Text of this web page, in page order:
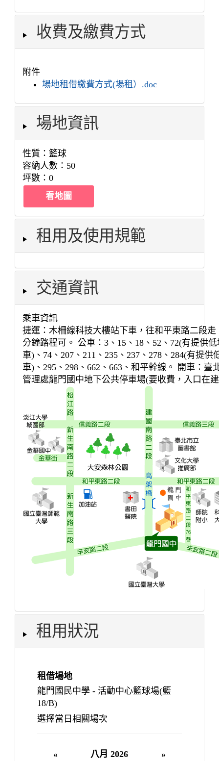
收費及繳費方式
附件
場地租借繳費方式(場租）.doc
場地資訊
性質：籃球
容納人數：50
坪數：0
看地圖
租用及使用規範
交通資訊
乘車資訊
捷運：木柵線科技大樓站下車，往和平東路二段走
分鐘路程可。 公車：3、15、18、52、72(有提供
車)、74、207、211、235、237、278、284(有提供
車)、295、298、662、663、和平幹線。 開車：臺
管理處龍門國中地下公共停車場(要收費，入口在
租用狀況
租借場地
龍門國民中學 - 活動中心籃球場(籃
18/B)
選擇當日相關場次
« 八月 2026 »